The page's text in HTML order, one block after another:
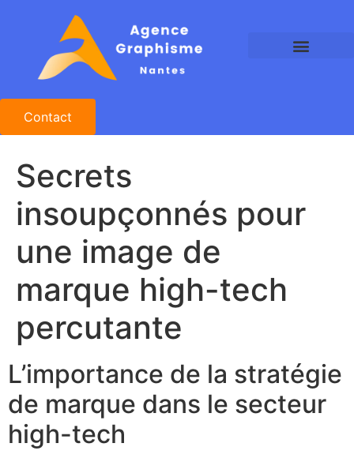
Contact
Secrets
insoupçonnés pour
une image de
marque high-tech
percutante
L’importance de la stratégie
de marque dans le secteur
high-tech